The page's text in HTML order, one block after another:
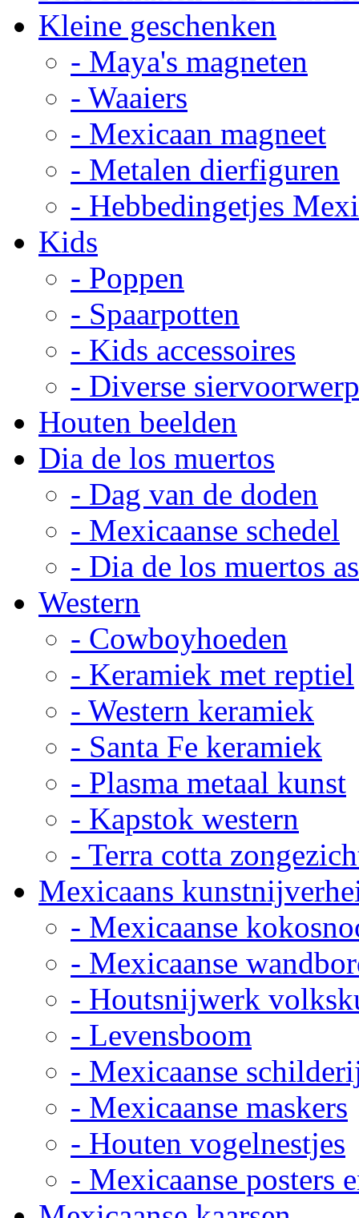
Kleine geschenken
- Maya's magneten
- Waaiers
- Mexicaan magneet
- Metalen dierfiguren
- Hebbedingetjes
Kids
- Poppen
- Spaarpotten
- Kids accessoires
- Diverse
Houten beelden
Dia de los muertos
- Dag van de doden
- Mexicaanse schedel
- Dia de los muertos
Western
- Cowboyhoeden
- Keramiek met reptiel
- Western keramiek
- Santa Fe keramiek
- Plasma metaal kunst
- Kapstok western
- Terra cotta
Mexicaans
- Mexicaanse
- Mexicaanse
- Houtsnijwerk
- Levensboom
- Mexicaanse
- Mexicaanse maskers
- Houten vogelnestjes
- Mexicaanse posters